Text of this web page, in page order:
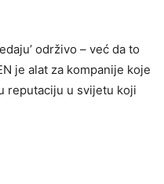
održivo – već da to
je alat za kompanije koje
reputaciju u svijetu koji